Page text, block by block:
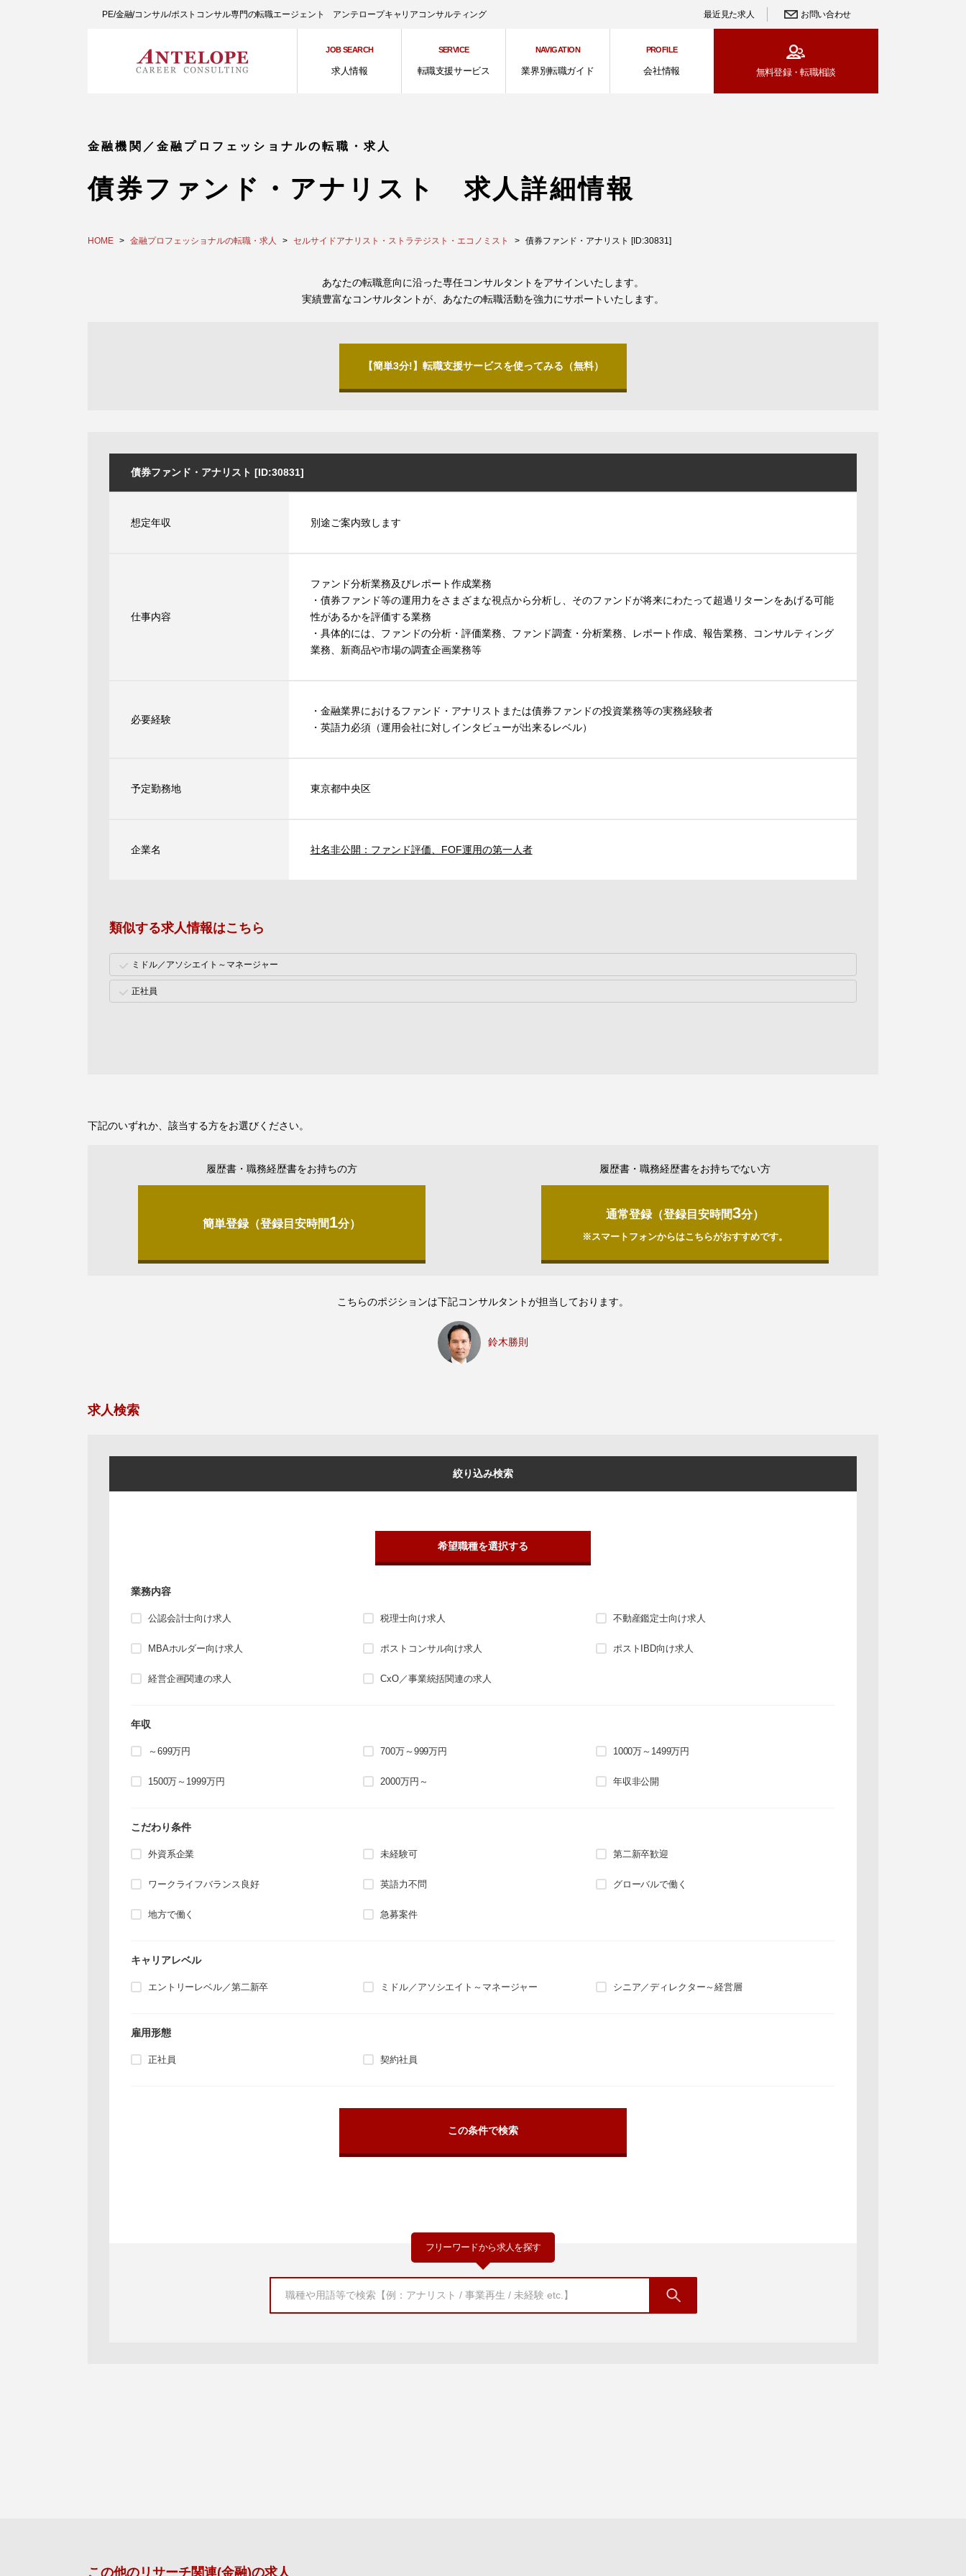
PE/金融/コンサル/ポストコンサル専門の転職エージェント アンテロープキャリアコンサルティング 最近見た求人 お問い合わせ
JOB SEARCH
求人情報
SERVICE
転職支援サービス
NAVIGATION
業界別転職ガイド
PROFILE
会社情報 無料登録・転職相談
金融機関／金融プロフェッショナルの転職・求人
債券ファンド・アナリスト 求人詳細情報
HOME 金融プロフェッショナルの転職・求人 セルサイドアナリスト・ストラテジスト・エコノミスト 債券ファンド・アナリスト [ID:30831]
あなたの転職意向に沿った専任コンサルタントをアサインいたします。
実績豊富なコンサルタントが、あなたの転職活動を強力にサポートいたします。
【簡単3分!】転職支援サービスを使ってみる（無料）
債券ファンド・アナリスト [ID:30831]
想定年収 別途ご案内致します
仕事内容
ファンド分析業務及びレポート作成業務
・債券ファンド等の運用力をさまざまな視点から分析し、そのファンドが将来にわたって超過リターンをあげる可能
性があるかを評価する業務
・具体的には、ファンドの分析・評価業務、ファンド調査・分析業務、レポート作成、報告業務、コンサルティング
業務、新商品や市場の調査企画業務等
必要経験
・金融業界におけるファンド・アナリストまたは債券ファンドの投資業務等の実務経験者
・英語力必須（運用会社に対しインタビューが出来るレベル）
予定勤務地 東京都中央区
企業名 社名非公開：ファンド評価、FOF運用の第一人者
類似する求人情報はこちら
ミドル／アソシエイト～マネージャー
正社員
下記のいずれか、該当する方をお選びください。
履歴書・職務経歴書をお持ちの方
簡単登録（登録目安時間1分）
履歴書・職務経歴書をお持ちでない方
通常登録（登録目安時間3分）
※スマートフォンからはこちらがおすすめです。
こちらのポジションは下記コンサルタントが担当しております。
鈴木勝則
求人検索
絞り込み検索
希望職種を選択する
業務内容
公認会計士向け求人 税理士向け求人 不動産鑑定士向け求人
MBAホルダー向け求人 ポストコンサル向け求人 ポストIBD向け求人
経営企画関連の求人 CxO／事業統括関連の求人
年収
～699万円 700万～999万円 1000万～1499万円
1500万～1999万円 2000万円～ 年収非公開
こだわり条件
外資系企業 未経験可 第二新卒歓迎
ワークライフバランス良好 英語力不問 グローバルで働く
地方で働く 急募案件
キャリアレベル
エントリーレベル／第二新卒 ミドル／アソシエイト～マネージャー シニア／ディレクター～経営層
雇用形態
正社員 契約社員
フリーワードから求人を探す
この他の リサーチ関連(金融)の求人